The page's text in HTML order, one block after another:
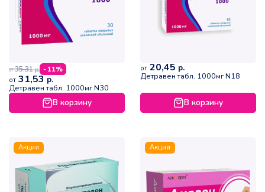
от 35,31р. - 11%
от 31,53 р.
Детравен табл. 1000мг N30
В корзину
от 20,45 р.
Детравен табл. 1000мг N18
В корзину
Акция Акция